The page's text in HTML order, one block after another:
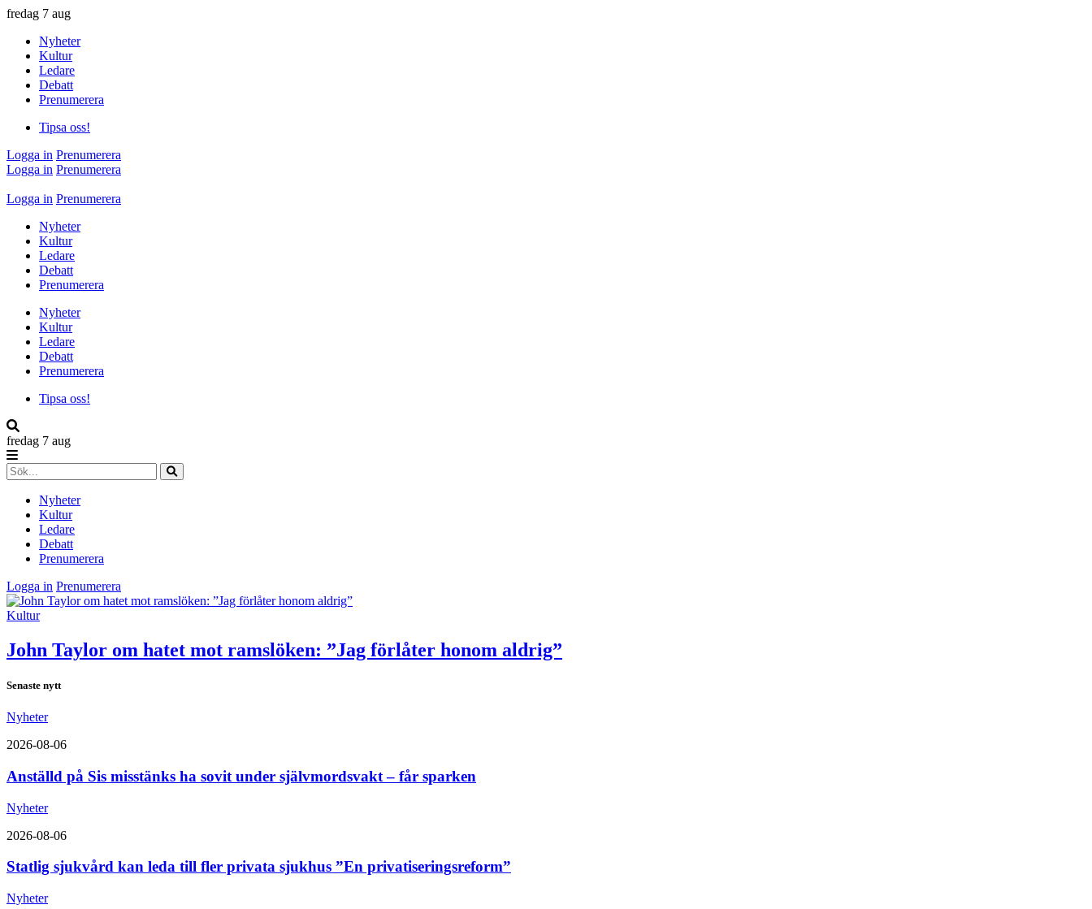
fredag 7 aug
Nyheter
Kultur
Ledare
Debatt
Prenumerera
Tipsa oss!
Logga in Prenumerera
Logga in Prenumerera
Logga in Prenumerera
Nyheter
Kultur
Ledare
Debatt
Prenumerera
Nyheter
Kultur
Ledare
Debatt
Prenumerera
Tipsa oss!
fredag 7 aug
Nyheter
Kultur
Ledare
Debatt
Prenumerera
Logga in Prenumerera
Kultur
John Taylor om hatet mot ramslöken: ”Jag förlåter honom aldrig”
Senaste nytt
Nyheter
2026-08-06
Anställd på Sis misstänks ha sovit under självmordsvakt – får sparken
Nyheter
2026-08-06
Statlig sjukvård kan leda till fler privata sjukhus ”En privatiseringsreform”
Nyheter